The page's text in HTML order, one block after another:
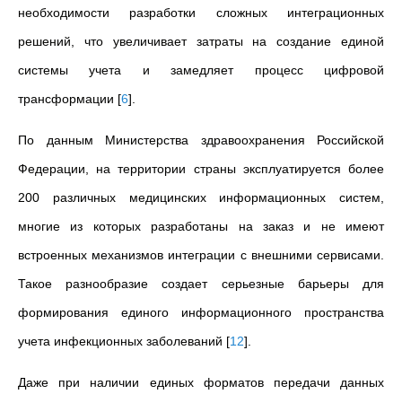
необходимости разработки сложных интеграционных
решений, что увеличивает затраты на создание единой
системы учета и замедляет процесс цифровой
трансформации [6]
По данным Министерства здравоохранения Российской
Федерации, на территории страны эксплуатируется более
200 различных медицинских информационных систем,
многие из которых разработаны на заказ и не имеют
встроенных механизмов интеграции с внешними сервисами.
Такое разнообразие создает серьезные барьеры для
формирования единого информационного пространства
учета инфекционных заболеваний [12]
Даже при наличии единых форматов передачи данных